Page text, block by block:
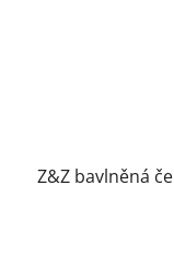
Z&Z bavlněná